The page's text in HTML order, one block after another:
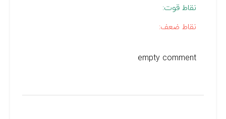
نقاط قوت:
نقاط ضعف:
empty comment